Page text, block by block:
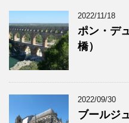
2022/11/18
ポン・デ
橋）
2022/09/30
ブールジ